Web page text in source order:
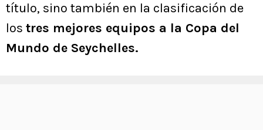
título, sino también en la clasificación de
los tres mejores equipos a la Copa del
Mundo de Seychelles.